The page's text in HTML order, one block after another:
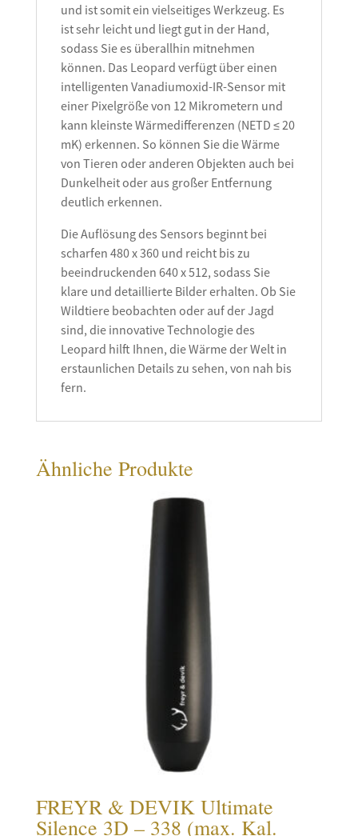
und ist somit ein vielseitiges Werkzeug. Es
ist sehr leicht und liegt gut in der Hand,
sodass Sie es überallhin mitnehmen
können. Das Leopard verfügt über einen
intelligenten Vanadiumoxid-IR-Sensor mit
einer Pixelgröße von 12 Mikrometern und
kann kleinste Wärmedifferenzen (NETD ≤ 20
mK) erkennen. So können Sie die Wärme
von Tieren oder anderen Objekten auch bei
Dunkelheit oder aus großer Entfernung
deutlich erkennen.
Die Auflösung des Sensors beginnt bei
scharfen 480 x 360 und reicht bis zu
beeindruckenden 640 x 512, sodass Sie
klare und detaillierte Bilder erhalten. Ob Sie
Wildtiere beobachten oder auf der Jagd
sind, die innovative Technologie des
Leopard hilft Ihnen, die Wärme der Welt in
erstaunlichen Details zu sehen, von nah bis
fern.
Ähnliche Produkte
FREYR & DEVIK Ultimate
Silence 3D – 338 (max. Kal.